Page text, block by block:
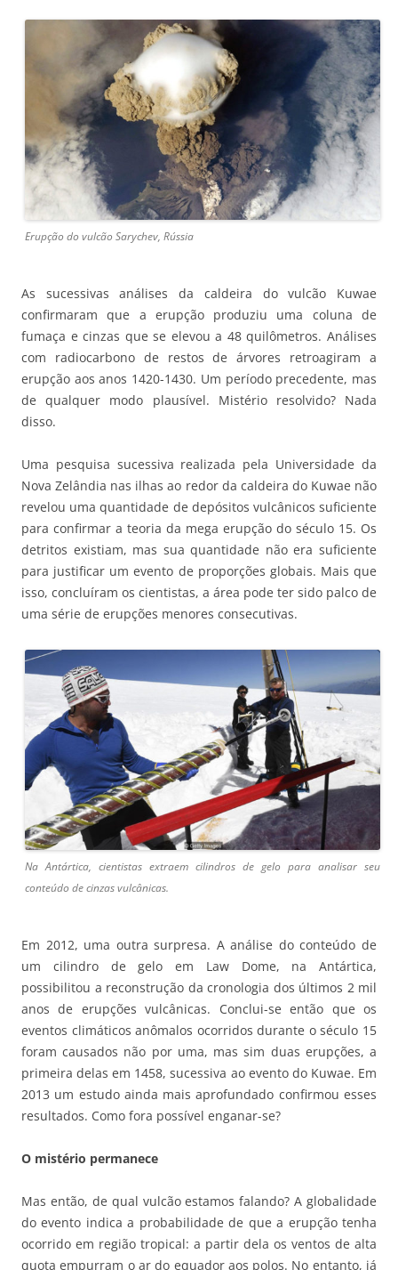
Erupção do vulcão Sarychev, Rússia
As sucessivas análises da caldeira do vulcão Kuwae
confirmaram que a erupção produziu uma coluna de
fumaça e cinzas que se elevou a 48 quilômetros. Análises
com radiocarbono de restos de árvores retroagiram a
erupção aos anos 1420-1430. Um período precedente, mas
de qualquer modo plausível. Mistério resolvido? Nada
disso.
Uma pesquisa sucessiva realizada pela Universidade da
Nova Zelândia nas ilhas ao redor da caldeira do Kuwae não
revelou uma quantidade de depósitos vulcânicos suficiente
para confirmar a teoria da mega erupção do século 15. Os
detritos existiam, mas sua quantidade não era suficiente
para justificar um evento de proporções globais. Mais que
isso, concluíram os cientistas, a área pode ter sido palco de
uma série de erupções menores consecutivas.
Na Antártica, cientistas extraem cilindros de gelo para analisar seu
conteúdo de cinzas vulcânicas.
Em 2012, uma outra surpresa. A análise do conteúdo de
um cilindro de gelo em Law Dome, na Antártica,
possibilitou a reconstrução da cronologia dos últimos 2 mil
anos de erupções vulcânicas. Conclui-se então que os
eventos climáticos anômalos ocorridos durante o século 15
foram causados não por uma, mas sim duas erupções, a
primeira delas em 1458, sucessiva ao evento do Kuwae. Em
2013 um estudo ainda mais aprofundado confirmou esses
resultados. Como fora possível enganar-se?
O mistério permanece
Mas então, de qual vulcão estamos falando? A globalidade
do evento indica a probabilidade de que a erupção tenha
ocorrido em região tropical: a partir dela os ventos de alta
quota empurram o ar do equador aos polos. No entanto, já